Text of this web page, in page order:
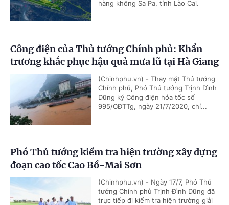
hàng không Sa Pa, tỉnh Lào Cai.
Công điện của Thủ tướng Chính phủ: Khẩn
trương khắc phục hậu quả mưa lũ tại Hà Giang
(Chinhphu.vn) - Thay mặt Thủ tướng
Chính phủ, Phó Thủ tướng Trịnh Đình
Dũng ký Công điện hỏa tốc số
995/CĐTTg, ngày 21/7/2020, chỉ...
Phó Thủ tướng kiểm tra hiện trường xây dựng
đoạn cao tốc Cao Bồ-Mai Sơn
(Chinhphu.vn) - Ngày 17/7, Phó Thủ
tướng Chính phủ Trịnh Đình Dũng đã
trực tiếp đi kiểm tra hiện trường giải